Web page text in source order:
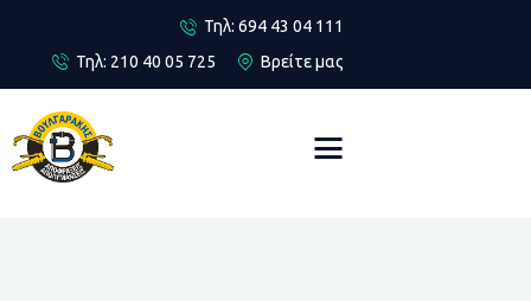
Τηλ: 694 43 04 111
Τηλ: 210 40 05 725
Βρείτε μας
Αρχική